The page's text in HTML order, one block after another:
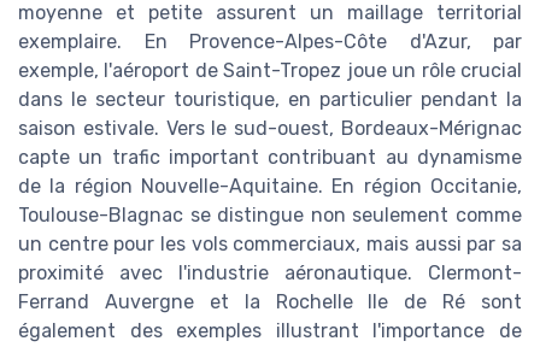
moyenne et petite assurent un maillage territorial
exemplaire. En Provence-Alpes-Côte d'Azur, par
exemple, l'aéroport de Saint-Tropez joue un rôle crucial
dans le secteur touristique, en particulier pendant la
saison estivale. Vers le sud-ouest, Bordeaux-Mérignac
capte un trafic important contribuant au dynamisme
de la région Nouvelle-Aquitaine. En région Occitanie,
Toulouse-Blagnac se distingue non seulement comme
un centre pour les vols commerciaux, mais aussi par sa
proximité avec l'industrie aéronautique. Clermont-
Ferrand Auvergne et la Rochelle Ile de Ré sont
également des exemples illustrant l'importance de